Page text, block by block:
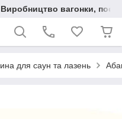
вагонки,
для саун та лазень